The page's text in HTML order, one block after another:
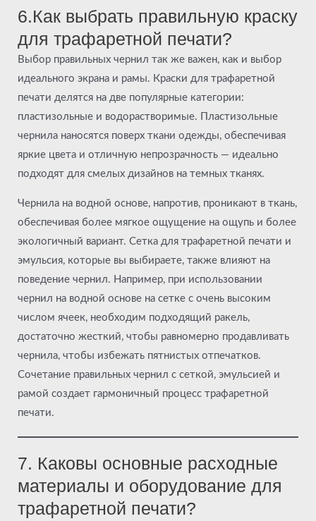
6.Как выбрать правильную краску
для трафаретной печати?
Выбор правильных чернил так же важен, как и выбор
идеального экрана и рамы. Краски для трафаретной
печати делятся на две популярные категории:
пластизольные и водорастворимые. Пластизольные
чернила наносятся поверх ткани одежды, обеспечивая
яркие цвета и отличную непрозрачность — идеально
подходят для смелых дизайнов на темных тканях.
Чернила на водной основе, напротив, проникают в ткань,
обеспечивая более мягкое ощущение на ощупь и более
экологичный вариант. Сетка для трафаретной печати и
эмульсия, которые вы выбираете, также влияют на
поведение чернил. Например, при использовании
чернил на водной основе на сетке с очень высоким
числом ячеек, необходим подходящий ракель,
достаточно жесткий, чтобы равномерно продавливать
чернила, чтобы избежать пятнистых отпечатков.
Сочетание правильных чернил с сеткой, эмульсией и
рамой создает гармоничный процесс трафаретной
печати.
7. Каковы основные расходные
материалы и оборудование для
трафаретной печати?